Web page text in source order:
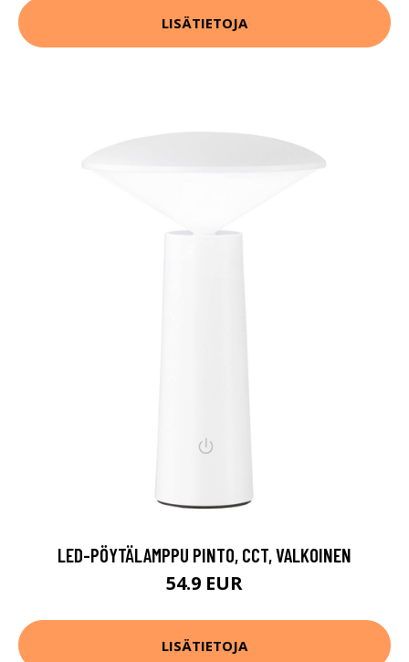
LISÄTIETOJA
LED-PÖYTÄLAMPPU PINTO, CCT, VALKOINEN
54.9 EUR
LISÄTIETOJA